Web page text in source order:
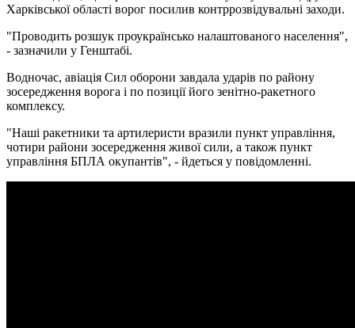
Харківської області ворог посилив контррозвідувальні заходи.
"Проводить розшук проукраїнсько налаштованого населення",
- зазначили у Генштабі.
Водночас, авіація Сил оборони завдала ударів по району
зосередження ворога і по позиції його зенітно-ракетного
комплексу.
"Наші ракетники та артилеристи вразили пункт управління,
чотири райони зосередження живої сили, а також пункт
управління БПЛА окупантів", - йдеться у повідомленні.